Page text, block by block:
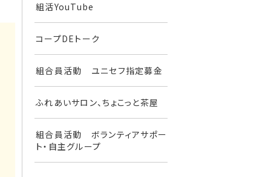
組活YouTube
コープDEトーク
組合員活動 ユニセフ指定募金
ふれあいサロン、ちょこっと茶屋
組合員活動 ボランティアサポー
ト・自主グループ